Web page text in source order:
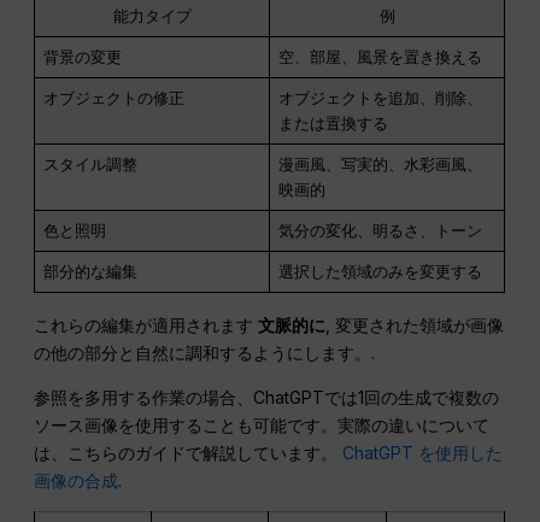
能力タイプ 例
背景の変更 空、部屋、風景を置き換える
オブジェクトの修正
オブジェクトを追加、削除、
または置換する
スタイル調整
漫画風、写実的、水彩画風、
映画的
色と照明 気分の変化、明るさ、トーン
部分的な編集 選択した領域のみを変更する
これらの編集が適用されます文脈的に , 変更された領域が画像
の他の部分と自然に調和するようにします。.
参照を多用する作業の場合、ChatGPTでは1回の生成で複数の
ソース画像を使用することも可能です。実際の違いについて
は、こちらのガイドで解説しています。 ChatGPT を使用した
画像の合成.